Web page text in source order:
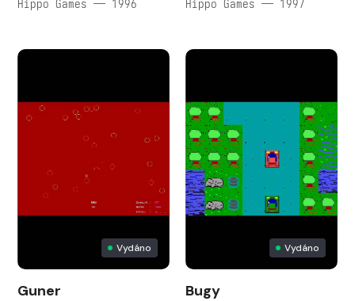
Hippo Games — 1996 Hippo Games — 1997
Vydáno
Guner
Vydáno
Bugy